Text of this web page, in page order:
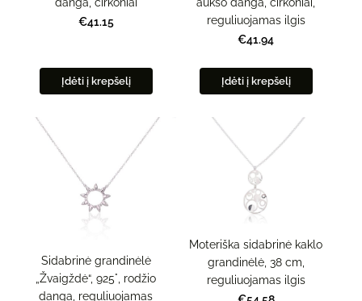
€41.15
Įdėti į krepšelį
reguliuojamas ilgis
€41.94
Įdėti į krepšelį
Sidabrinė grandinėlė
„Žvaigždė“, 925°, rodžio
danga, reguliuojamas
Moteriška sidabrinė kaklo
grandinėlė, 38 cm,
reguliuojamas ilgis